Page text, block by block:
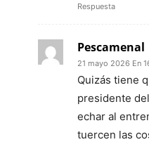
Respuesta
Pescamenal
21 mayo 2026 En
Quizás tiene
presidente
echar al
tuercen las